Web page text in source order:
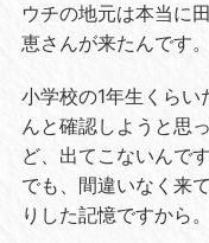
ウチの地元は本当に
恵さんが来たんです。
小学校の1年生くら
んと確認しようと思
ど、出てこないんで
でも、間違いなく来
りした記憶ですから。